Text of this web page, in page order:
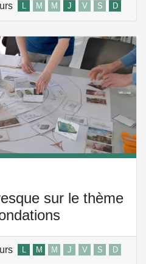
L M M J V S D
sur le thème
L M M J V S D